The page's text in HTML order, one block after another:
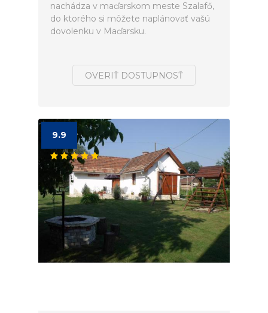
nachádza v maďarskom meste Szalafő,
do ktorého si môžete naplánovať vašú
dovolenku v Maďarsku.
OVERIŤ DOSTUPNOSŤ
9.9